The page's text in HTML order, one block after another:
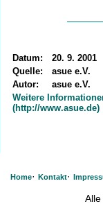
Datum:
20. 9. 2001
Quelle:
asue e.V.
Autor:
asue e.V.
Weitere
(http://www.asue.de)
Home· Kontakt·